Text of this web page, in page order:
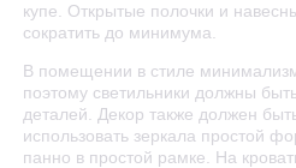
купе. Открытые полочки и
сократить до минимума.
В помещении в стиле
поэтому светильники должны
деталей. Декор также должен
использовать зеркала простой
панно в простой рамке. На